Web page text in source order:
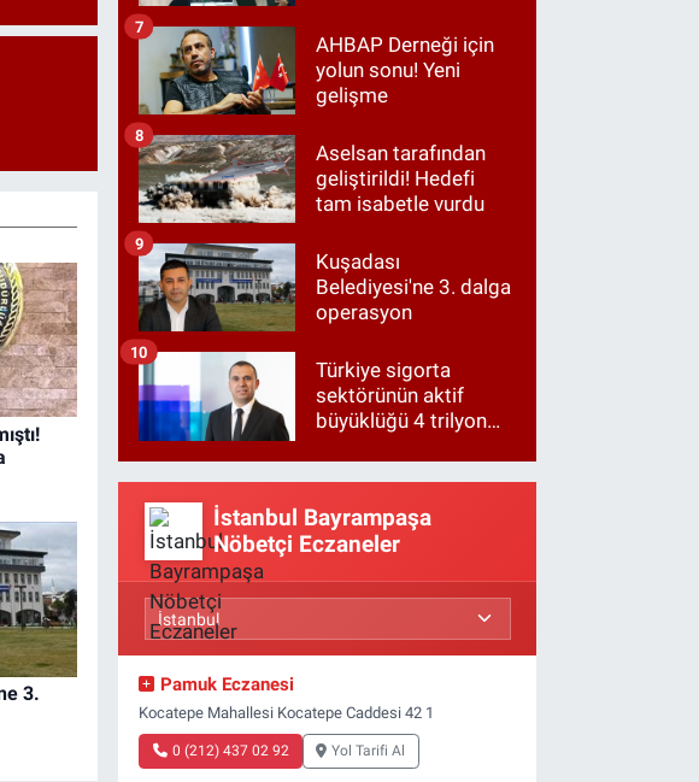
3.
AHBAP Derneği için
yolun sonu! Yeni
gelişme
7
Aselsan tarafından
geliştirildi! Hedefi
tam isabetle vurdu
8
Kuşadası
Belediyesi'ne 3. dalga
operasyon
9
Türkiye sigorta
sektörünün aktif
büyüklüğü 4 trilyon
10
İstanbul Bayrampaşa
Nöbetçi Eczaneler
Pamuk Eczanesi
Kocatepe Mahallesi Kocatepe Caddesi 42 1
0 (212) 437 02 92 Yol Tarifi Al